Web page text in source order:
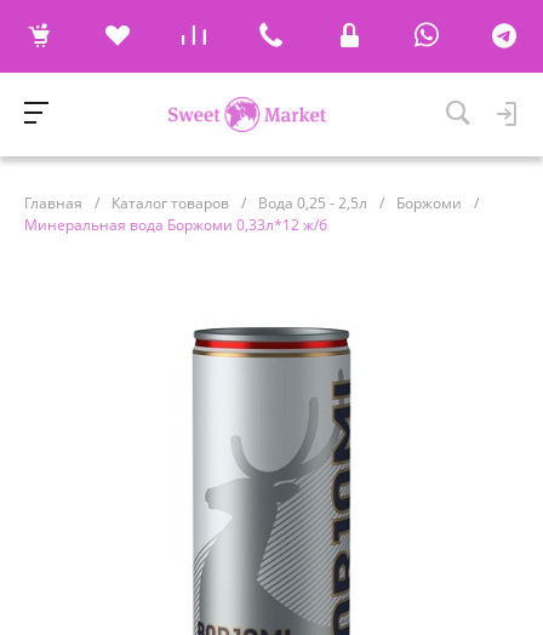
Главная / Каталог товаров / Вода 0,25 - 2,5л / Боржоми
/
Минеральная вода Боржоми 0,33л*12 ж/б